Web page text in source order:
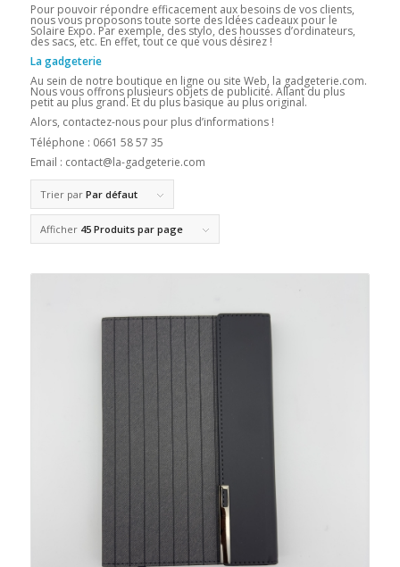
Pour pouvoir répondre efficacement aux besoins de vos clients,
nous vous proposons toute sorte des Idées cadeaux pour le
Solaire Expo. Par exemple, des stylo, des housses d’ordinateurs,
des sacs, etc. En effet, tout ce que vous désirez !
La gadgeterie
Au sein de notre boutique en ligne ou site Web, la gadgeterie.com.
Nous vous offrons plusieurs objets de publicité. Allant du plus
petit au plus grand. Et du plus basique au plus original.
Alors, contactez-nous pour plus d’informations !
Téléphone : 0661 58 57 35
Email : contact@la-gadgeterie.com
Trier par Par défaut
Afficher 45 Produits par page